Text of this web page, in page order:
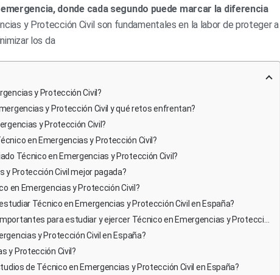
donde cada segundo puede marcar la diferencia
y Protección Civil son fundamentales en la labor de proteger a
los da
y Protección Civil?
y Protección Civil y qué retos enfrentan?
y Protección Civil?
en Emergencias y Protección Civil?
Técnico en Emergencias y Protección Civil?
y Protección Civil mejor pagada?
en Emergencias y Protección Civil?
Técnico en Emergencias y Protección Civil en España?
para estudiar y ejercer Técnico en Emergencias y Protección Civil?
y Protección Civil en España?
y Protección Civil?
de Técnico en Emergencias y Protección Civil en España?